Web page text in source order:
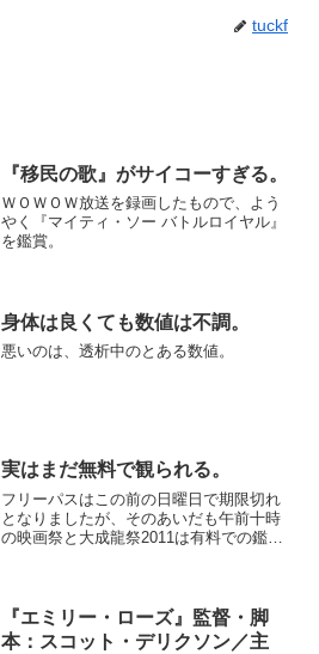
tuckf
『移民の歌』がサイコーすぎる。
ＷＯＷＯＷ放送を録画したもので、よう
やく『マイティ・ソー バトルロイヤル』
を鑑賞。
身体は良くても数値は不調。
悪いのは、透析中のとある数値。
実はまだ無料で観られる。
フリーパスはこの前の日曜日で期限切れ
となりましたが、そのあいだも午前十時
の映画祭と大成龍祭2011は有料での鑑賞
マズ西新井へ。作品...
『エミリー・ローズ』監督・脚
本：スコット・デリクソン／主